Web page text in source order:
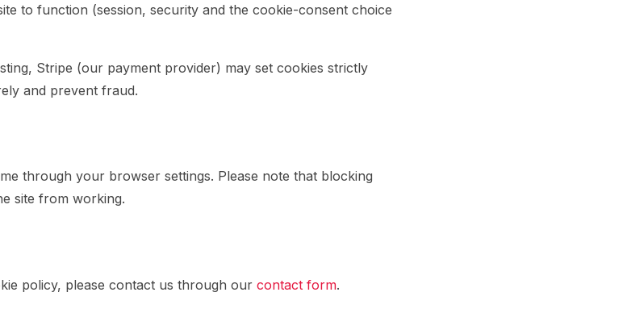
to function (session, security and the cookie-consent choice
Stripe (our payment provider) may set cookies strictly
and prevent fraud.
through your browser settings. Please note that blocking
site from working.
policy, please contact us through our contact form.